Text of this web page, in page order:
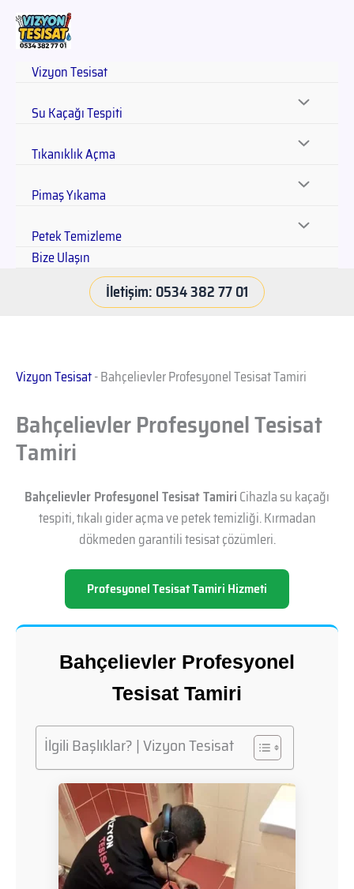
Vizyon Tesisat
Su Kaçağı Tespiti
Tıkanıklık Açma
Pimaş Yıkama
Petek Temizleme
Bize Ulaşın
İletişim: 0534 382 77 01
Vizyon Tesisat-Bahçelievler Profesyonel Tesisat Tamiri
Bahçelievler Profesyonel Tesisat
Tamiri
Bahçelievler Profesyonel Tesisat TamiriCihazla su kaçağı
tespiti, tıkalı gider açma ve petek temizliği. Kırmadan
dökmeden garantili tesisat çözümleri.
Profesyonel Tesisat Tamiri Hizmeti
Bahçelievler Profesyonel
Tesisat Tamiri
İlgili Başlıklar? | Vizyon Tesisat